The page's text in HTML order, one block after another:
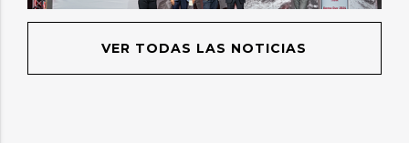
VER TODAS LAS NOTICIAS